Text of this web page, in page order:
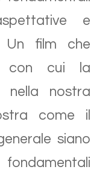
e
Un film che
con cui la
nella nostra
come il
siano